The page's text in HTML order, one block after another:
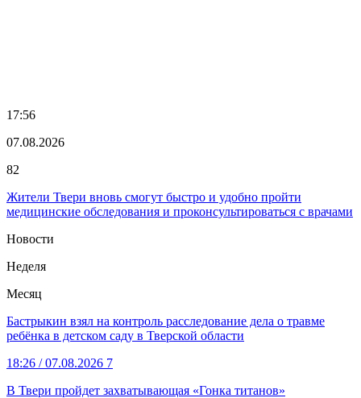
17:56
07.08.2026
82
Жители Твери вновь смогут быстро и удобно пройти
медицинские обследования и проконсультироваться с врачами
Новости
Неделя
Месяц
Бастрыкин взял на контроль расследование дела о травме
ребёнка в детском саду в Тверской области
18:26 / 07.08.2026 7
В Твери пройдет захватывающая «Гонка титанов»